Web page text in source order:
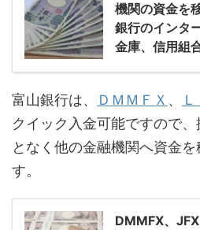
機関の資金を
銀行のインタ
金庫、信用組
富山銀行は、 ＤＭＭＦＸ 、
クイック入金可能ですので
となく他の金融機関へ資金
す。
DMMFX、